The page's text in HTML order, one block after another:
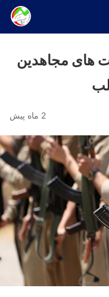
های مجاهدین
2 ماه پیش